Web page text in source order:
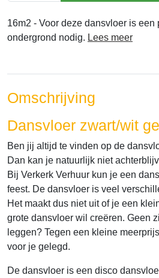
16m2 - Voor deze dansvloer is een
ondergrond nodig. Lees meer
Omschrijving
Dansvloer zwart/wit
Ben jij altijd te vinden op de
Dan kan je natuurlijk niet
Bij Verkerk Verhuur kun je een
feest. De dansvloer is veel
Het maakt dus niet uit of je een
grote dansvloer wil creëren. Geen
leggen? Tegen een kleine
voor je gelegd.
De dansvloer is een disco